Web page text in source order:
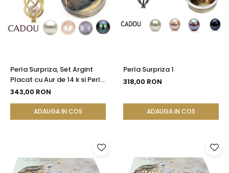
Seturi Perle cu Argint
Brățări cu Perle
Pandantive cu Perle
Perla Surpriza, Set Argint
Placat cu Aur de 14 k si Perle
Naturale
343,00 RON
ADAUGA IN COS
Perla Surpriza 1
318,00 RON
ADAUGA IN COS